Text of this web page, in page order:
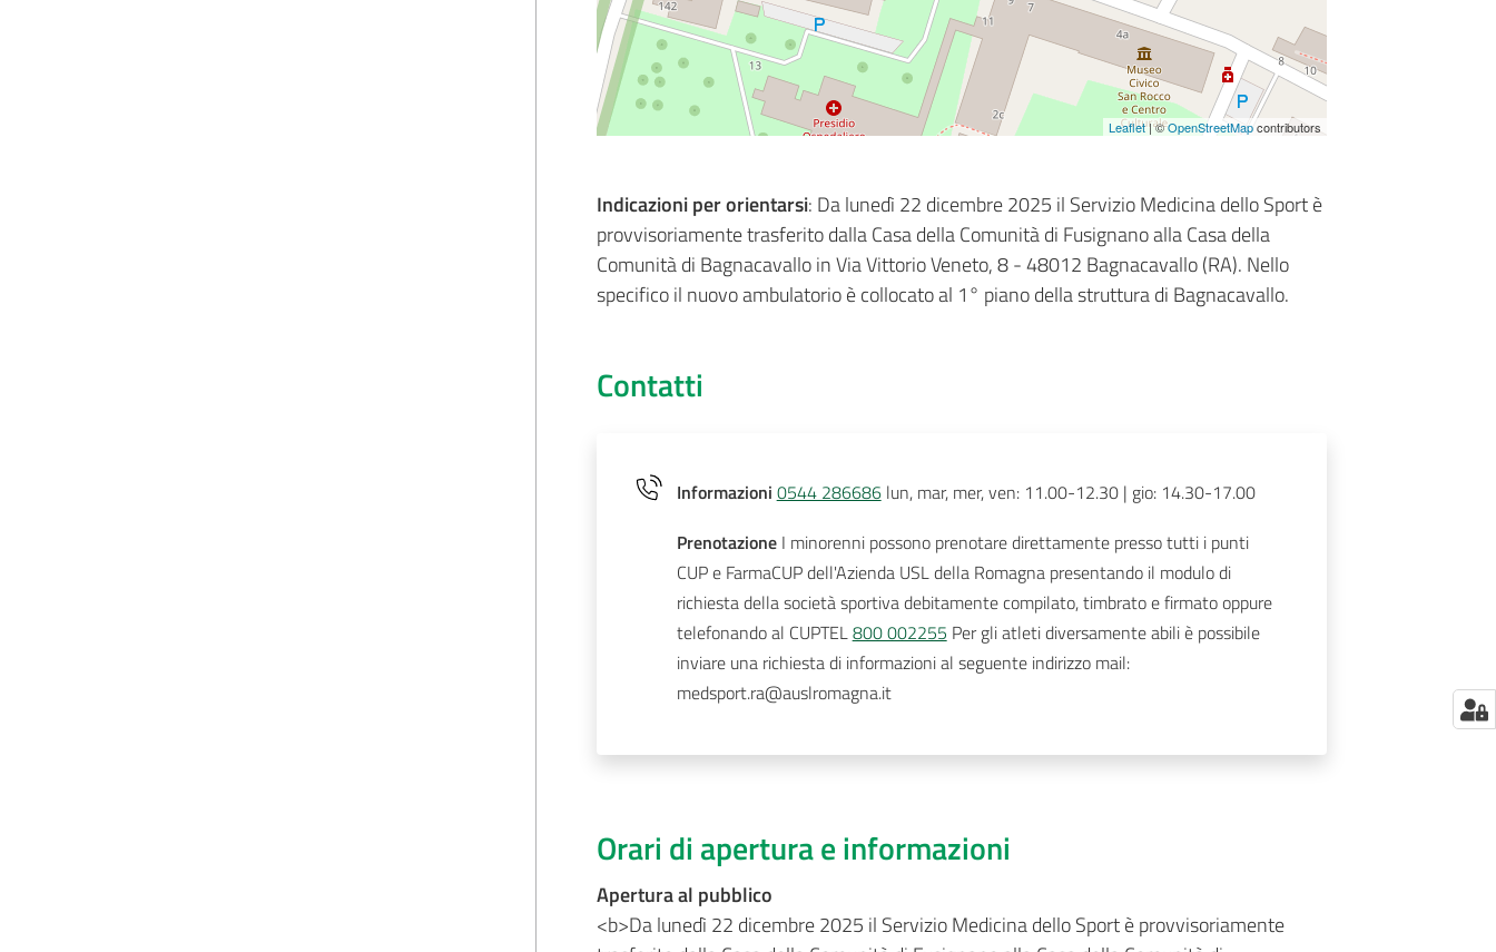
Leaflet| ©OpenStreetMapcontributors
Indicazioni per orientarsi: Da lunedì 22 dicembre 2025 il Servizio Medicina dello Sport è
provvisoriamente trasferito dalla Casa della Comunità di Fusignano alla Casa della
Comunità di Bagnacavallo in Via Vittorio Veneto, 8 - 48012 Bagnacavallo (RA). Nello
specifico il nuovo ambulatorio è collocato al 1° piano della struttura di Bagnacavallo.
Contatti
Informazioni 0544 286686lun, mar, mer, ven: 11.00-12.30 | gio: 14.30-17.00
PrenotazioneI minorenni possono prenotare direttamente presso tutti i punti
CUP e FarmaCUP dell'Azienda USL della Romagna presentando il modulo di
richiesta della società sportiva debitamente compilato, timbrato e firmato oppure
telefonando al CUPTEL800 002255 Per gli atleti diversamente abili è possibile
inviare una richiesta di informazioni al seguente indirizzo mail:
medsport.ra@auslromagna.it
Orari di apertura e informazioni
Apertura al pubblico
<b>Da lunedì 22 dicembre 2025 il Servizio Medicina dello Sport è provvisoriamente